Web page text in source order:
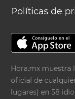
Políticas de
Hora.mx muestra
oficial de
lugares) en 58